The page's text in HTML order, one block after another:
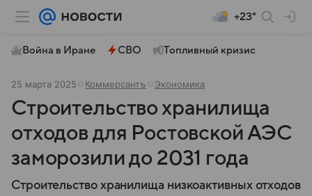
+23°
Война в Иране СВО Топливный кризис
25 марта 2025 Коммерсантъ Экономика
Строительство хранилища
отходов для Ростовской АЭС
заморозили до 2031 года
Строительство хранилища низкоактивных отходов